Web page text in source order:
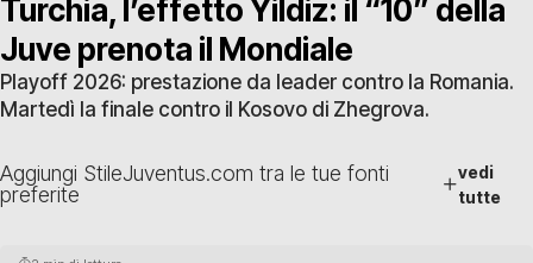
Turchia, l’effetto Yildiz: il “10” della
Juve prenota il Mondiale
Playoff 2026: prestazione da leader contro la Romania.
Martedì la finale contro il Kosovo di Zhegrova.
Aggiungi StileJuventus.com tra le tue fonti
preferite
vedi
tutte